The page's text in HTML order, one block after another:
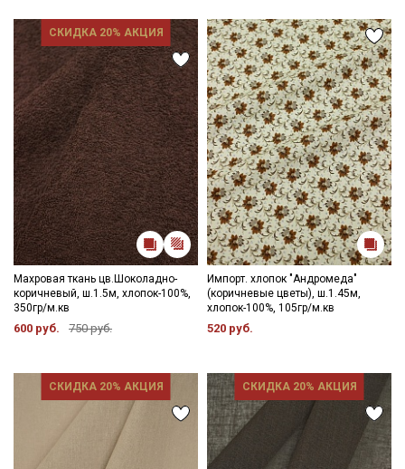
СКИДКА 20% АКЦИЯ
Махровая ткань цв.Шоколадно-
коричневый, ш.1.5м, хлопок-100%,
350гр/м.кв
600 руб. 750 руб.
Импорт. хлопок "Андромеда"
(коричневые цветы), ш.1.45м,
хлопок-100%, 105гр/м.кв
520 руб.
СКИДКА 20% АКЦИЯ СКИДКА 20% АКЦИЯ